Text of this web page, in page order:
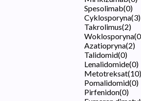
Spesolimab(0)
Cyklosporyna(3)
Takrolimus(2)
Woklosporyna(0
Azatiopryna(2)
Talidomid(0)
Lenalidomide(0)
Metotreksat(10)
Pomalidomid(0)
Pirfenidon(0)